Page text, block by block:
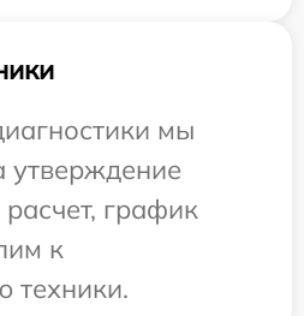
мы
утверждение
график
к
техники.